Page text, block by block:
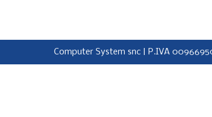
Computer System snc | P.IVA